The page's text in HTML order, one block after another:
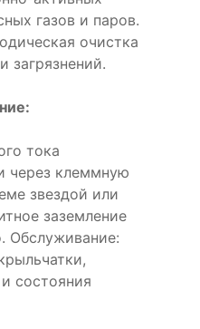
газов и паров.
очистка
загрязнений.
тока
через клеммную
звездой или
заземление
Обслуживание:
состояния